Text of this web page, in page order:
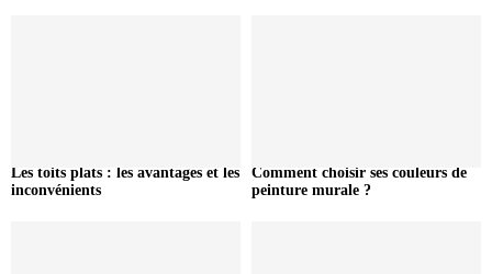
Les toits plats : les avantages et les
inconvénients
Comment choisir ses couleurs de
peinture murale ?